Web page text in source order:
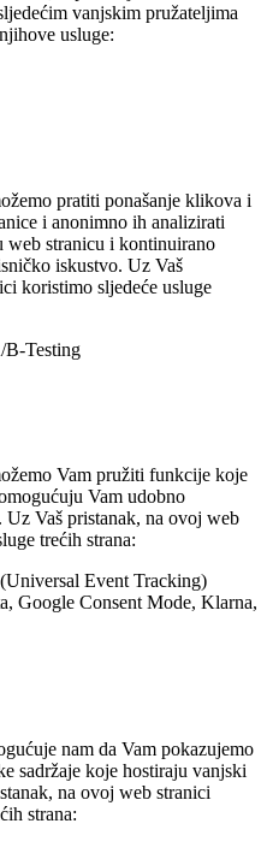
vanjskim pružateljima
usluge:
pratiti ponašanje klikova i
i anonimno ih analizirati
web stranicu i kontinuirano
iskustvo. Uz Vaš
koristimo sljedeće usluge
B-Testing
Vam pružiti funkcije koje
Vam udobno
Uz Vaš pristanak, na ovoj web
trećih strana:
Event Tracking)
Google Consent Mode, Klarna,
nam da Vam pokazujemo
sadržaje koje hostiraju vanjski
na ovoj web stranici
strana: